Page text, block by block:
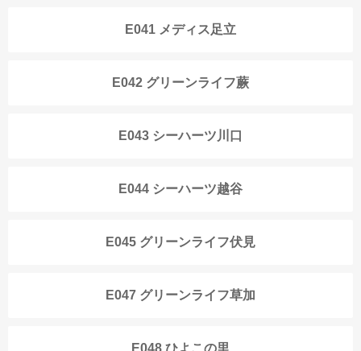
E041 メディス足立
E042 グリーンライフ蕨
E043 シーハーツ川口
E044 シーハーツ越谷
E045 グリーンライフ伏見
E047 グリーンライフ草加